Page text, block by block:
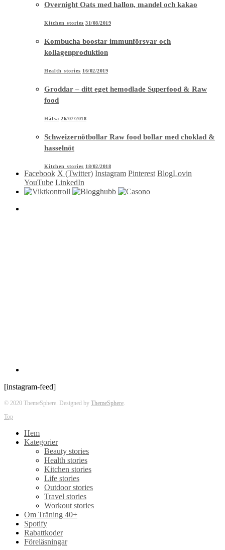
Overnight Oats med hallon, mandel och kakao
Kitchen stories 31/08/2019
Kombucha boostar immunförsvar och
kollagenproduktion
Health stories 16/02/2019
Groddar – ditt eget hemodlade Superfood & Raw
food
Hälsa 26/07/2018
Schweizernötbollar Raw food bollar med choklad &
hasselnöt
Kitchen stories 18/02/2018
Facebook X (Twitter) Instagram Pinterest BlogLovin
YouTube LinkedIn
[instagram-feed]
© 2020 ThemeSphere. Designed by ThemeSphere.
Top
Hem
Kategorier
Beauty stories
Health stories
Kitchen stories
Life stories
Outdoor stories
Travel stories
Workout stories
Om Träning 40+
Spotify
Rabattkoder
Föreläsningar